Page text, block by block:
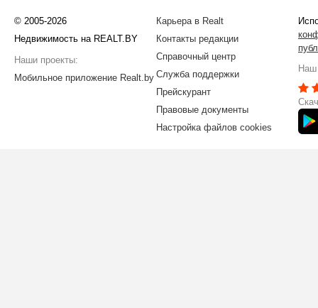
© 2005-2026
Недвижимость на REALT.BY
Наши проекты:
Мобильное приложение Realt.by
Карьера в Realt
Контакты редакции
Справочный центр
Служба поддержки
Прейскурант
Правовые документы
Настройка файлов cookies
Наш